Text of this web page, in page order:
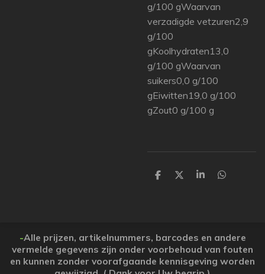
g/100 gWaarvan
verzadigde vetzuren2,9
g/100
gKoolhydraten13,0
g/100 gWaarvan
suikers0,0 g/100
gEiwitten19,0 g/100
gZout0 g/100 g
P
e
P
e
r
P
e
r
P
e
-Alle prijzen, artikelnummers, barcodes en andere
vermelde gegevens zijn onder voorbehoud van fouten
en kunnen zonder voorafgaande kennisgeving worden